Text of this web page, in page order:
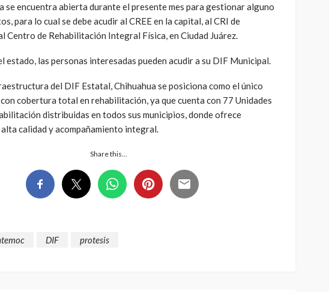
se encuentra abierta durante el presente mes para gestionar alguno
para lo cual se debe acudir al CREE en la capital, al CRI de
Centro de Rehabilitación Integral Física, en Ciudad Juárez.
estado, las personas interesadas pueden acudir a su DIF Municipal.
del DIF Estatal, Chihuahua se posiciona como el único
cobertura total en rehabilitación, ya que cuenta con 77 Unidades
distribuidas en todos sus municipios, donde ofrece
calidad y acompañamiento integral.
Share this…
DIF protesis